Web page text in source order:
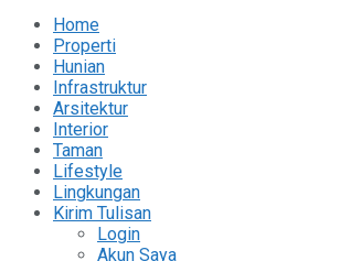
Home
Properti
Hunian
Infrastruktur
Arsitektur
Interior
Taman
Lifestyle
Lingkungan
Kirim Tulisan
Login
Akun Saya